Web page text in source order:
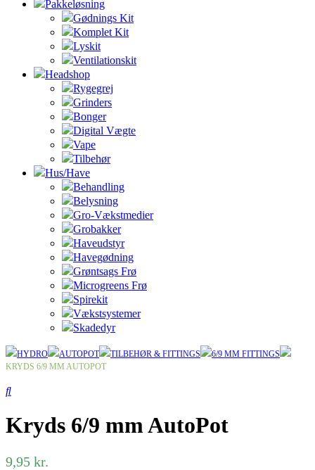
Pakkeløsning
Gødnings Kit
Komplet Kit
Lyskit
Ventilationskit
Headshop
Rygegrej
Grinders
Bonger
Digital Vægte
Vape
Tilbehør
Hus/Have
Behandling
Belysning
Gro-Vækstmedier
Grobakker
Haveudstyr
Havegødning
Grøntsags Frø
Microgreens Frø
Spirekit
Vækstsystemer
Skadedyr
HYDRO AUTOPOT TILBEHØR & FITTINGS
6/9 MM FITTINGS
KRYDS 6/9 MM AUTOPOT
Kryds 6/9 mm AutoPot
9,95 kr.